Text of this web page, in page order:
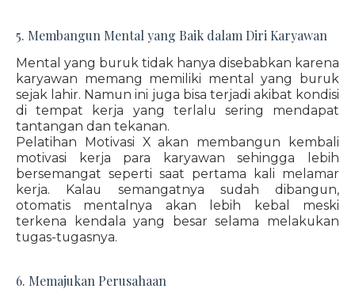
5. Membangun Mental yang Baik dalam Diri Karyawan
Mental yang buruk tidak hanya disebabkan karena
karyawan memang memiliki mental yang buruk
sejak lahir. Namun ini juga bisa terjadi akibat kondisi
di tempat kerja yang terlalu sering mendapat
tantangan dan tekanan.
Pelatihan Motivasi X akan membangun kembali
motivasi kerja para karyawan sehingga lebih
bersemangat seperti saat pertama kali melamar
kerja. Kalau semangatnya sudah dibangun,
otomatis mentalnya akan lebih kebal meski
terkena kendala yang besar selama melakukan
tugas-tugasnya.
6. Memajukan Perusahaan